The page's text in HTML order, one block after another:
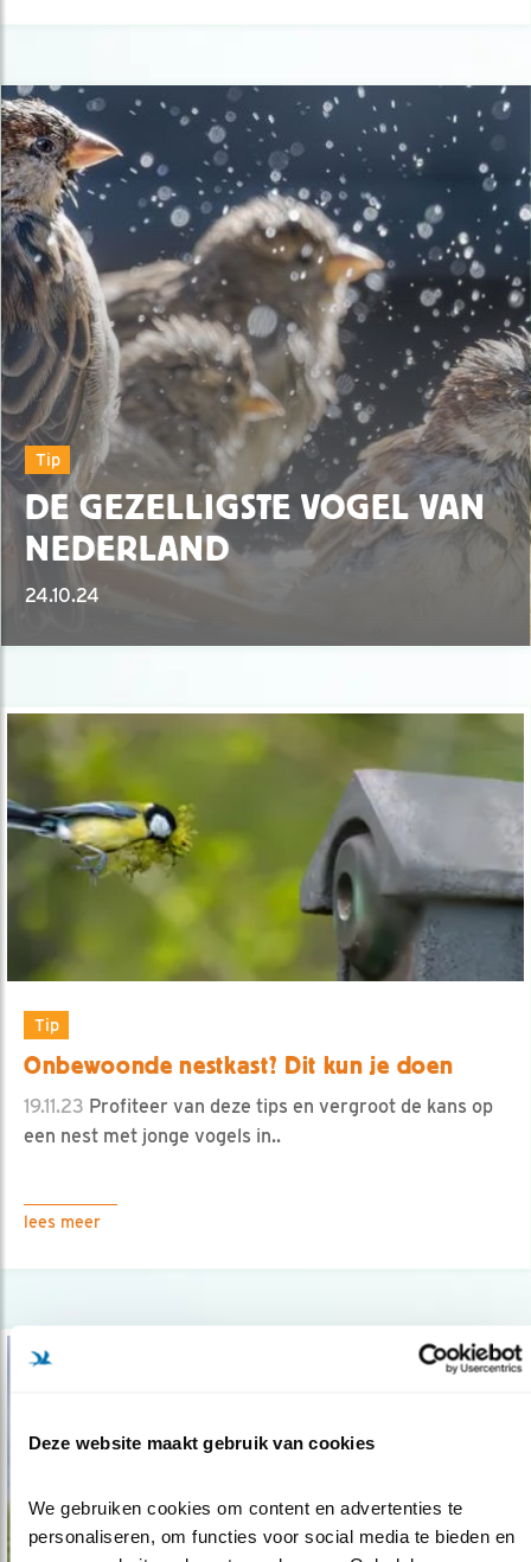
Deze website maakt gebruik van cookies
We gebruiken cookies om content en advertenties te
personaliseren, om functies voor social media te bieden en
Tip
DE GEZELLIGSTE VOGEL VAN
NEDERLAND
24.10.24
Tip
Onbewoonde nestkast? Dit kun je doen
19.11.23 Profiteer van deze tips en vergroot de kans op
een nest met jonge vogels in..
lees meer